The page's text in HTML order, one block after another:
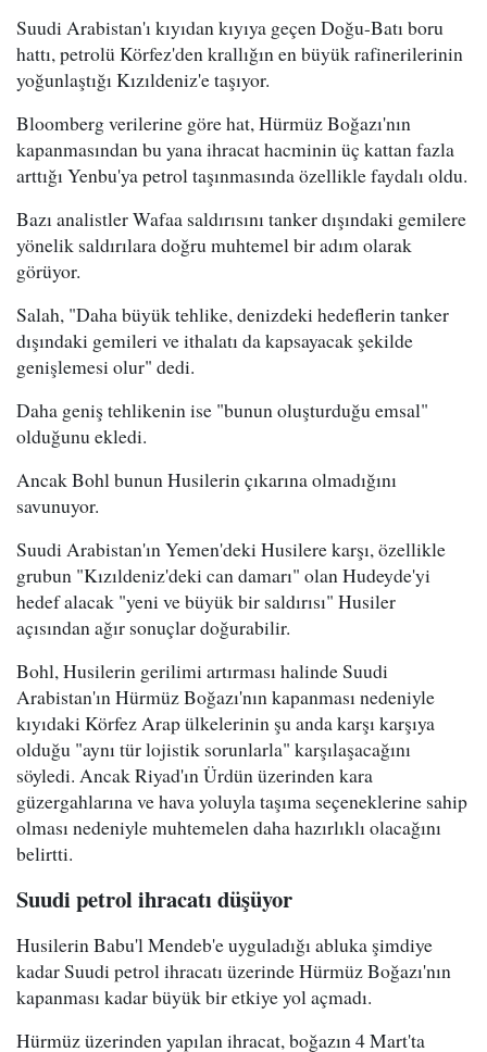
Suudi Arabistan'ı kıyıdan kıyıya geçen Doğu-Batı boru
hattı, petrolü Körfez'den krallığın en büyük rafinerilerinin
yoğunlaştığı Kızıldeniz'e taşıyor.
Bloomberg verilerine göre hat, Hürmüz Boğazı'nın
kapanmasından bu yana ihracat hacminin üç kattan fazla
arttığı Yenbu'ya petrol taşınmasında özellikle faydalı oldu.
Bazı analistler Wafaa saldırısını tanker dışındaki gemilere
yönelik saldırılara doğru muhtemel bir adım olarak
görüyor.
Salah, "Daha büyük tehlike, denizdeki hedeflerin tanker
dışındaki gemileri ve ithalatı da kapsayacak şekilde
genişlemesi olur" dedi.
Daha geniş tehlikenin ise "bunun oluşturduğu emsal"
olduğunu ekledi.
Ancak Bohl bunun Husilerin çıkarına olmadığını
savunuyor.
Suudi Arabistan'ın Yemen'deki Husilere karşı, özellikle
grubun "Kızıldeniz'deki can damarı" olan Hudeyde'yi
hedef alacak "yeni ve büyük bir saldırısı" Husiler
açısından ağır sonuçlar doğurabilir.
Bohl, Husilerin gerilimi artırması halinde Suudi
Arabistan'ın Hürmüz Boğazı'nın kapanması nedeniyle
kıyıdaki Körfez Arap ülkelerinin şu anda karşı karşıya
olduğu "aynı tür lojistik sorunlarla" karşılaşacağını
söyledi. Ancak Riyad'ın Ürdün üzerinden kara
güzergahlarına ve hava yoluyla taşıma seçeneklerine sahip
olması nedeniyle muhtemelen daha hazırlıklı olacağını
belirtti.
Suudi petrol ihracatı düşüyor
Husilerin Babu'l Mendeb'e uyguladığı abluka şimdiye
kadar Suudi petrol ihracatı üzerinde Hürmüz Boğazı'nın
kapanması kadar büyük bir etkiye yol açmadı.
Hürmüz üzerinden yapılan ihracat, boğazın 4 Mart'ta